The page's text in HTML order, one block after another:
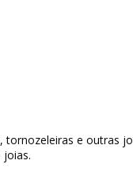
e outras
joias.